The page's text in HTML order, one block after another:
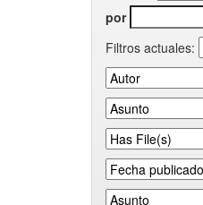
por
Filtros actuales: